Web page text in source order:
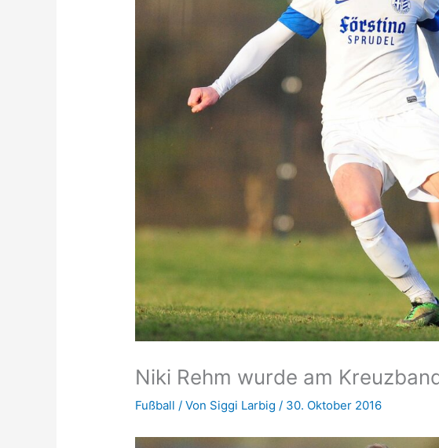
Niki Rehm wurde am
Fußball / Von Siggi Larbig/ 30. Oktober 2016